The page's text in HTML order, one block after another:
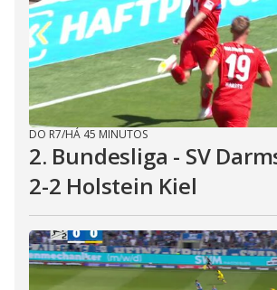
DO R7/HÁ 45 MINUTOS
2. Bundesliga - SV
2-2 Holstein Kiel